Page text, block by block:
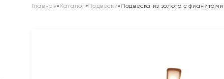
Главная» Каталог»Подвески» Подвеска из золота с фианитами